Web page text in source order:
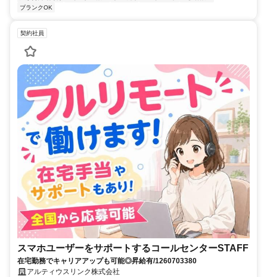
ブランクOK
契約社員
スマホユーザーをサポートするコールセンターSTAFF
在宅勤務でキャリアアップも可能◎昇給有/1260703380
アルティウスリンク株式会社